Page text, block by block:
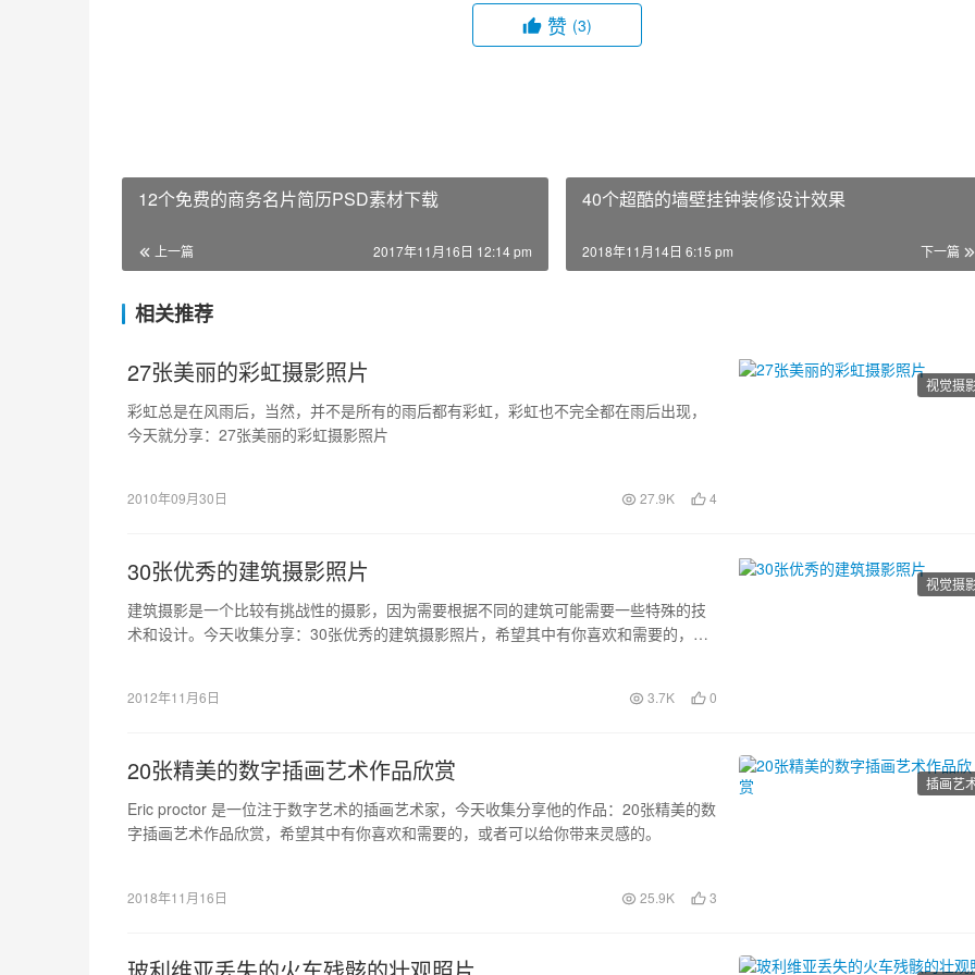
赞 (3)
12个免费的商务名片简历PSD素材下载
上一篇 2017年11月16日 12:14 pm
40个超酷的墙壁挂钟装修设计效果
下一篇
2018年11月14日 6:15 pm
相关推荐
视觉摄
27张美丽的彩虹摄影照片
彩虹总是在风雨后，当然，并不是所有的雨后都有彩虹，彩虹也不完全都在雨后出现，
今天就分享：27张美丽的彩虹摄影照片
2010年09月30日 27.9K 4
视觉摄
30张优秀的建筑摄影照片
建筑摄影是一个比较有挑战性的摄影，因为需要根据不同的建筑可能需要一些特殊的技
术和设计。今天收集分享：30张优秀的建筑摄影照片，希望其中有你喜欢和需要的，或
2012年11月6日 3.7K 0
插画艺
20张精美的数字插画艺术作品欣赏
Eric proctor 是一位注于数字艺术的插画艺术家，今天收集分享他的作品：20张精美的数
字插画艺术作品欣赏，希望其中有你喜欢和需要的，或者可以给你带来灵感的。
2018年11月16日 25.9K 3